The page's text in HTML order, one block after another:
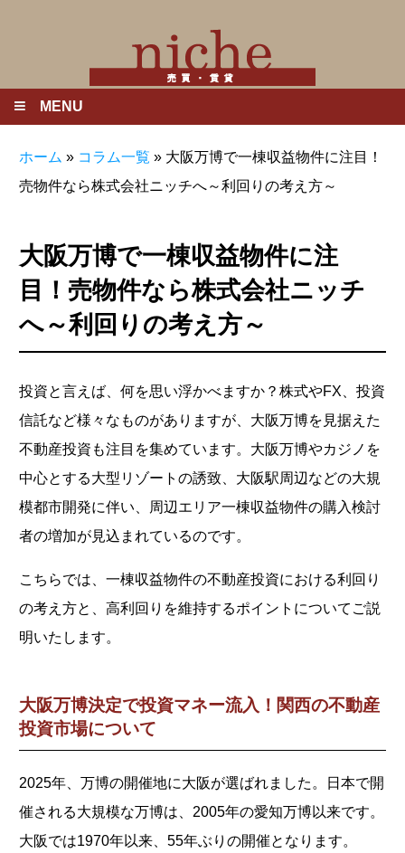
MENU
ホーム » コラム一覧 » 大阪万博で一棟収益物件に注目！
売物件なら株式会社ニッチへ～利回りの考え方～
大阪万博で一棟収益物件に注
目！売物件なら株式会社ニッチ
へ～利回りの考え方～
投資と言えば、何を思い浮かべますか？株式やFX、投資
信託など様々なものがありますが、大阪万博を見据えた
不動産投資も注目を集めています。大阪万博やカジノを
中心とする大型リゾートの誘致、大阪駅周辺などの大規
模都市開発に伴い、周辺エリア一棟収益物件の購入検討
者の増加が見込まれているのです。
こちらでは、一棟収益物件の不動産投資における利回り
の考え方と、高利回りを維持するポイントについてご説
明いたします。
大阪万博決定で投資マネー流入！関西の不動産
投資市場について
2025年、万博の開催地に大阪が選ばれました。日本で開
催される大規模な万博は、2005年の愛知万博以来です。
大阪では1970年以来、55年ぶりの開催となります。